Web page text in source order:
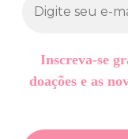
Inscreva-se
doações e as